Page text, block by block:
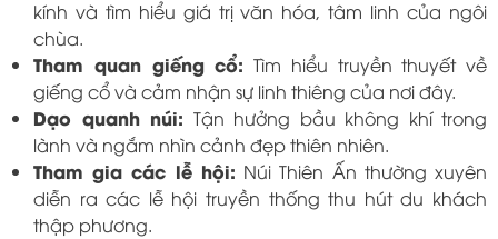
kính và tìm hiểu giá trị văn hóa, tâm linh của ngôi
chùa.
Tham quan giếng cổ: Tìm hiểu truyền thuyết về
giếng cổ và cảm nhận sự linh thiêng của nơi đây.
Dạo quanh núi: Tận hưởng bầu không khí trong
lành và ngắm nhìn cảnh đẹp thiên nhiên.
Tham gia các lễ hội: Núi Thiên Ấn thường xuyên
diễn ra các lễ hội truyền thống thu hút du khách
thập phương.